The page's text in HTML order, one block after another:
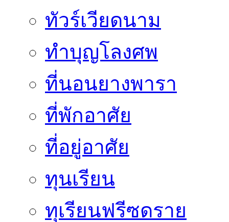
ทัวร์เวียดนาม
ทำบุญโลงศพ
ที่นอนยางพารา
ที่พักอาศัย
ที่อยู่อาศัย
ทุนเรียน
ทุเรียนฟรีซดราย